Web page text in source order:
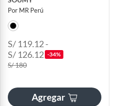
Por MR Perú
S/ 119.12 -
S/ 126.12 -34%
S/ 180
Agregar